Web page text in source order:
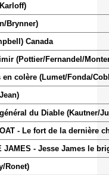
Brynner)
Canada
(Pottier/Fernandel/
en colère (Lumet/Fonda/
du Diable (Kautner/
- Le fort de la dernière
JAMES - Jesse James le
Ronet)